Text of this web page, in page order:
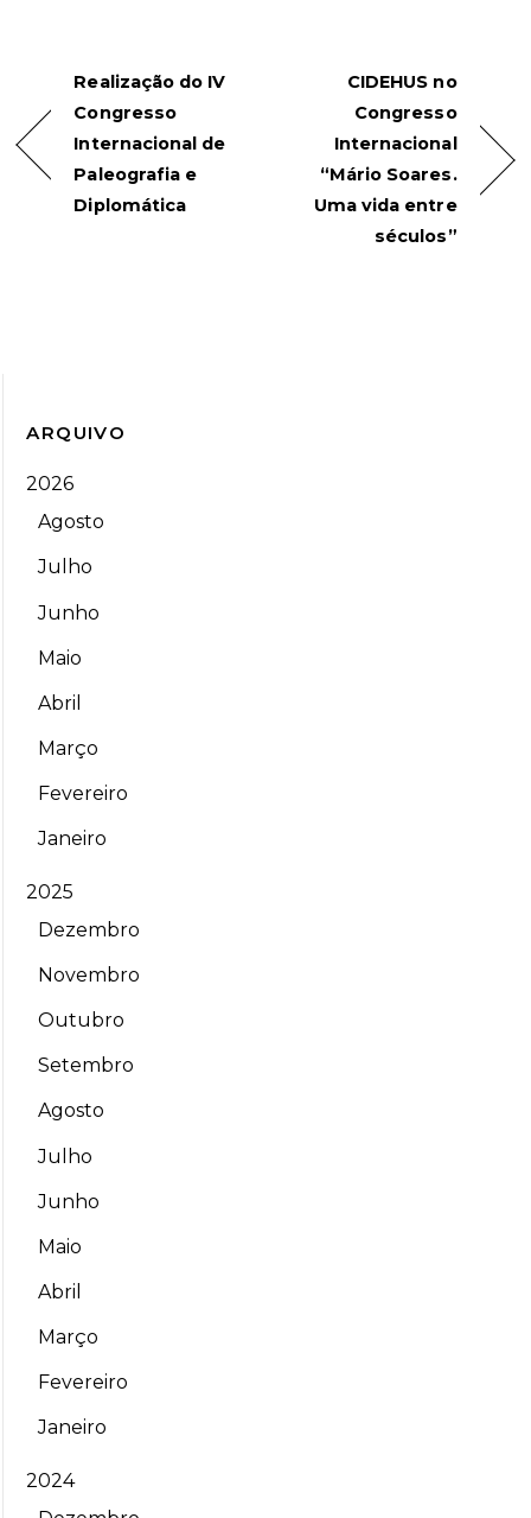
Realização do IV
Congresso
Internacional de
Paleografia e
Diplomática
CIDEHUS no
Congresso
Internacional
“Mário Soares.
Uma vida entre
séculos”
ARQUIVO
2026
Agosto
Julho
Junho
Maio
Abril
Março
Fevereiro
Janeiro
2025
Dezembro
Novembro
Outubro
Setembro
Agosto
Julho
Junho
Maio
Abril
Março
Fevereiro
Janeiro
2024